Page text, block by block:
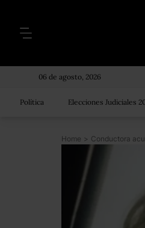
06 de agosto, 2026
Política Elecciones Judiciales
Home >